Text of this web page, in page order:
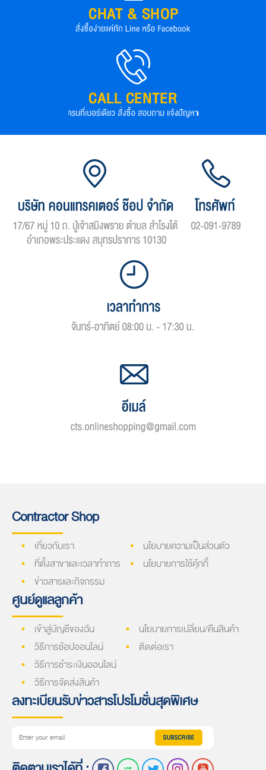
Contractor Shop
เกี่ยวกับเรา
ที่ตั้งสาขาและเวลาทำการ
ข่าวสารและกิจกรรม
นโยบายความเป็นส่วนตัว
นโยบายการใช้คุ้กกี้
ศูนย์ดูแลลูกค้า
เข้าสู่บัญชีของฉัน
วิธีการช้อปออนไลน์
วิธีการชำระเงินออนไลน์
วิธีการจัดส่งสินค้า
นโยบายการเปลี่ยน/คืนสินค้า
ติดต่อเรา
ลงทะเบียนรับข่าวสารโปรโมชั่นสุดพิเศษ